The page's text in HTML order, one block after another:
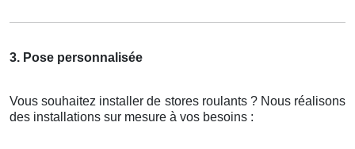
3. Pose personnalisée
Vous souhaitez installer de stores roulants ? Nous réalisons
des installations sur mesure à vos besoins :